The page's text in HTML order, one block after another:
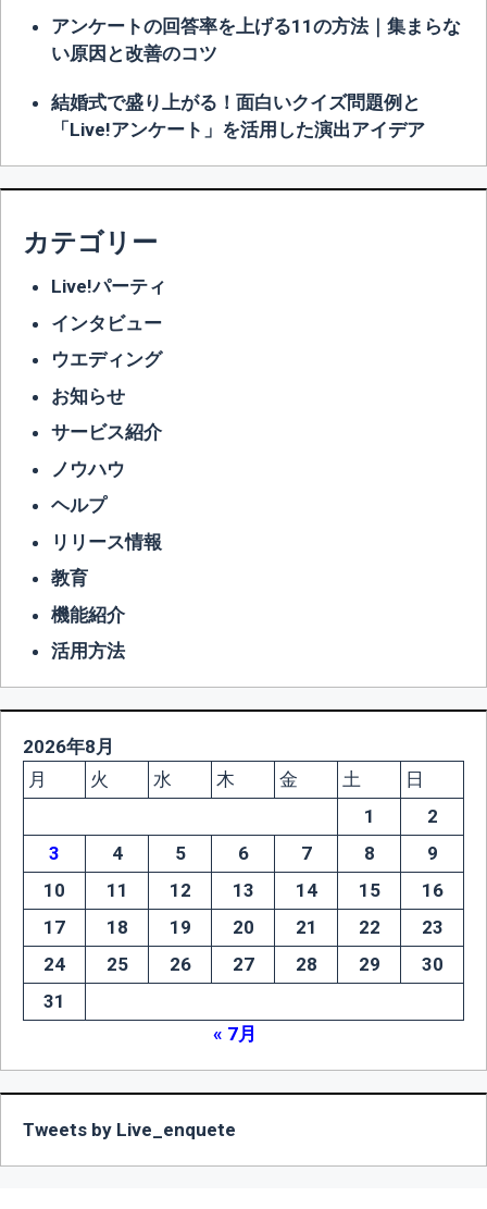
アンケートの回答率を上げる11の方法｜集まらな
い原因と改善のコツ
結婚式で盛り上がる！面白いクイズ問題例と
「Live!アンケート」を活用した演出アイデア
カテゴリー
Live!パーティ
インタビュー
ウエディング
お知らせ
サービス紹介
ノウハウ
ヘルプ
リリース情報
教育
機能紹介
活用方法
2026年8月
月
火 水 木 金 土
日
1
2
3
4 5 6 7 8
9
10
11 12 13 14 15
16
17
18 19 20 21 22
23
24
25 26 27 28 29
30
31
« 7月
Tweets by Live_enquete